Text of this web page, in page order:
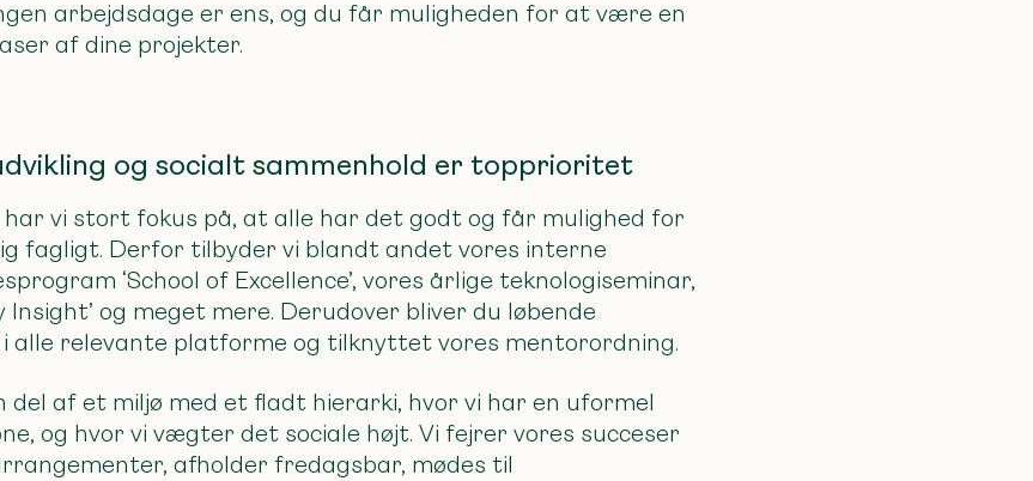
arbejdsdage er ens, og du får muligheden for at være en
af dine projekter.
og socialt sammenhold er topprioritet
har vi stort fokus på, at alle har det godt og får mulighed for
fagligt. Derfor tilbyder vi blandt andet vores interne
‘School of Excellence’, vores årlige teknologiseminar,
Insight’ og meget mere. Derudover bliver du løbende
alle relevante platforme og tilknyttet vores mentorordning.
del af et miljø med et fladt hierarki, hvor vi har en uformel
og hvor vi vægter det sociale højt. Vi fejrer vores succeser
afholder fredagsbar, mødes til